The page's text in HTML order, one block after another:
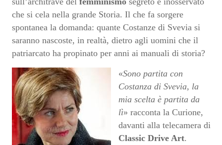
che si cela nella grande Storia. Il che fa sorgere
spontanea la domanda: quante Costanze di Svevia si
saranno nascoste, in realtà, dietro agli uomini che il
patriarcato ha propinato per anni ai manuali di storia?
«Sono partita con
Costanza di Svevia, la
mia scelta è partita da
lì» racconta la Curione,
davanti alla telecamera di
Classic Drive Art.